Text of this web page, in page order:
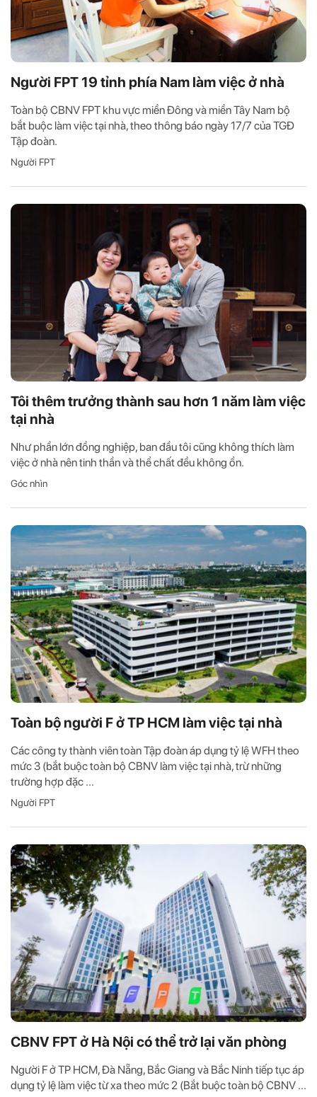
Người FPT 19 tỉnh phía Nam làm việc ở nhà
Toàn bộ CBNV FPT khu vực miền Đông và miền Tây Nam bộ
bắt buộc làm việc tại nhà, theo thông báo ngày 17/7 của TGĐ
Tập đoàn.
Người FPT
Tôi thêm trưởng thành sau hơn 1 năm làm việc
tại nhà
Như phần lớn đồng nghiệp, ban đầu tôi cũng không thích làm
việc ở nhà nên tinh thần và thể chất đều không ổn.
Góc nhìn
Toàn bộ người F ở TP HCM làm việc tại nhà
Các công ty thành viên toàn Tập đoàn áp dụng tỷ lệ WFH theo
mức 3 (bắt buộc toàn bộ CBNV làm việc tại nhà, trừ những
trường hợp đặc ...
Người FPT
CBNV FPT ở Hà Nội có thể trở lại văn phòng
Người F ở TP HCM, Đà Nẵng, Bắc Giang và Bắc Ninh tiếp tục áp
dụng tỷ lệ làm việc từ xa theo mức 2 (Bắt buộc toàn bộ CBNV ...